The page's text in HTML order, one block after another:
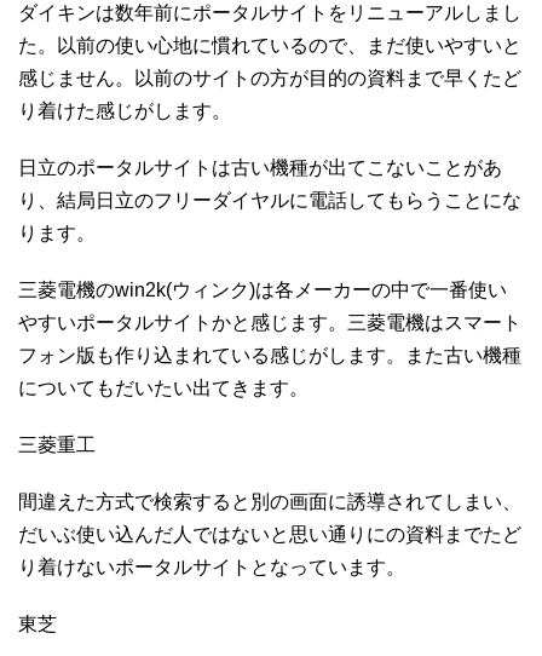
ダイキンは数年前にポータルサイトをリニューアルしまし
た。以前の使い心地に慣れているので、まだ使いやすいと
感じません。以前のサイトの方が目的の資料まで早くたど
り着けた感じがします。
日立のポータルサイトは古い機種が出てこないことがあ
り、結局日立のフリーダイヤルに電話してもらうことにな
ります。
三菱電機のwin2k(ウィンク)は各メーカーの中で一番使い
やすいポータルサイトかと感じます。三菱電機はスマート
フォン版も作り込まれている感じがします。また古い機種
についてもだいたい出てきます。
三菱重工
間違えた方式で検索すると別の画面に誘導されてしまい、
だいぶ使い込んだ人ではないと思い通りにの資料までたど
り着けないポータルサイトとなっています。
東芝